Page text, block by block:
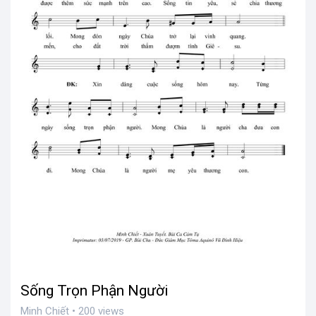
Sống Trọn Phận Người
Minh Chiết • 200 views